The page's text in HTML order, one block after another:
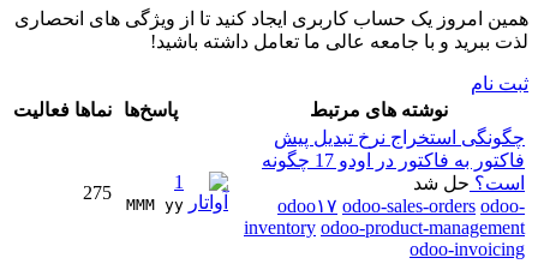
همین امروز یک حساب کاربری ایجاد کنید تا از ویژگی های انحصاری
لذت ببرید و با جامعه عالی ما تعامل داشته باشید!
ثبت نام
نوشته های مرتبط
پاسخ‌ها نماها فعالیت
چگونگی استخراج نرخ تبدیل پیش
فاکتور به فاکتور در اودو 17 چگونه
است؟ حل شد
odoo۱۷ odoo-sales-orders odoo-
inventory odoo-product-management
odoo-invoicing
1
MMM yy
275